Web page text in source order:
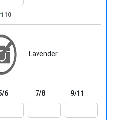
110
Lavender
6 7/8 9/11